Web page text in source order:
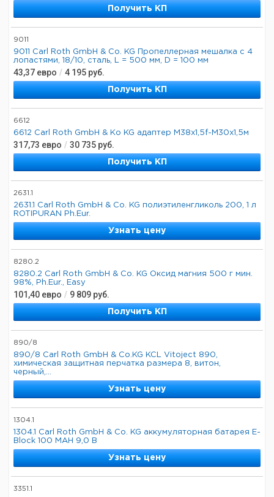
Получить КП
9011
9011 Carl Roth GmbH & Co. KG Пропеллерная мешалка с 4
лопастями, 18/10, сталь, L = 500 мм, D = 100 мм
43,37 евро / 4 195 руб.
Получить КП
6612
6612 Carl Roth GmbH & Ко KG адаптер M38x1,5f-M30x1,5м
317,73 евро / 30 735 руб.
Получить КП
2631.1
2631.1 Carl Roth GmbH & Co. KG полиэтиленгликоль 200, 1 л
ROTIPURAN Ph.Eur.
Узнать цену
8280.2
8280.2 Carl Roth GmbH & Co. KG Оксид магния 500 г мин.
98%, Ph.Eur., Easy
101,40 евро / 9 809 руб.
Получить КП
890/8
890/8 Carl Roth GmbH & Co.KG KCL Vitoject 890,
химическая защитная перчатка размера 8, витон,
черный,...
Узнать цену
1304.1
1304.1 Carl Roth GmbH & Co. KG аккумуляторная батарея E-
Block 100 MAH 9,0 В
Узнать цену
3351.1